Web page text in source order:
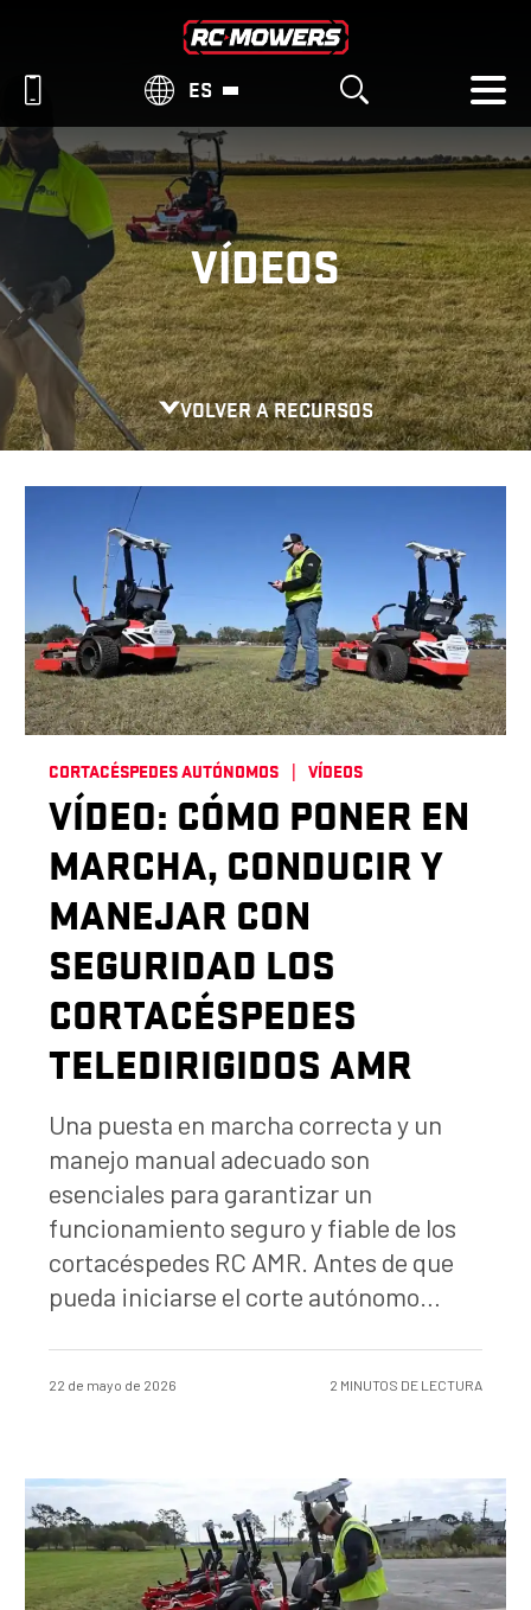
ES
VÍDEOS
VOLVER A RECURSOS
CORTACÉSPEDES AUTÓNOMOS VÍDEOS
VÍDEO: CÓMO PONER EN
MARCHA, CONDUCIR Y
MANEJAR CON
SEGURIDAD LOS
CORTACÉSPEDES
TELEDIRIGIDOS AMR
Una puesta en marcha correcta y un
manejo manual adecuado son
esenciales para garantizar un
funcionamiento seguro y fiable de los
cortacéspedes RC AMR. Antes de que
pueda iniciarse el corte autónomo…
22 de mayo de 2026 2 MINUTOS DE LECTURA